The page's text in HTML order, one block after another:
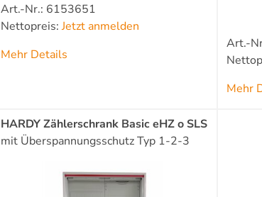
Art.-Nr.: 6153651
Nettopreis:Jetzt anmelden
Mehr Details
Art.-
Mehr
HARDY Zählerschrank Basic eHZ o SLS
mit Überspannungsschutz Typ 1-2-3